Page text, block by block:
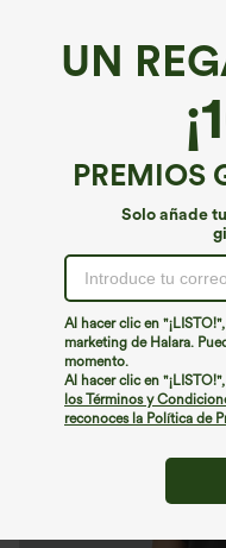
UN
PREMIOS
Solo añade
Al hacer clic en
marketing de Halara.
momento.
Al hacer clic en
los Términos y
reconoces la Política de
Camiseta casual
barco y abertura
€17,95 EUR Buy 2,